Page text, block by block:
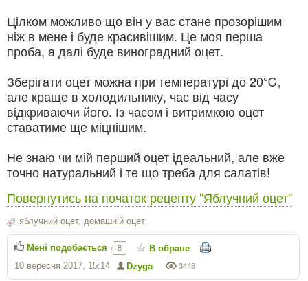
Цілком можливо що він у вас стане прозорішим
ніж в мене і буде красивішим. Це моя перша
проба, а далі буде виноградний оцет.
Зберігати оцет можна при температурі до 20℃,
але краще в холодильнику, час від часу
відкриваючи його. Із часом і витримкою оцет
ставатиме ще міцнішим.
Не знаю чи мій перший оцет ідеальний, але вже
точно натуральний і те що треба для салатів!
Повернутись на початок рецепту "Яблучний оцет"
яблучний оцет, домашній оцет
3448
Dzyga
10 вересня 2017, 15:14
Мені подобається 8 В обране